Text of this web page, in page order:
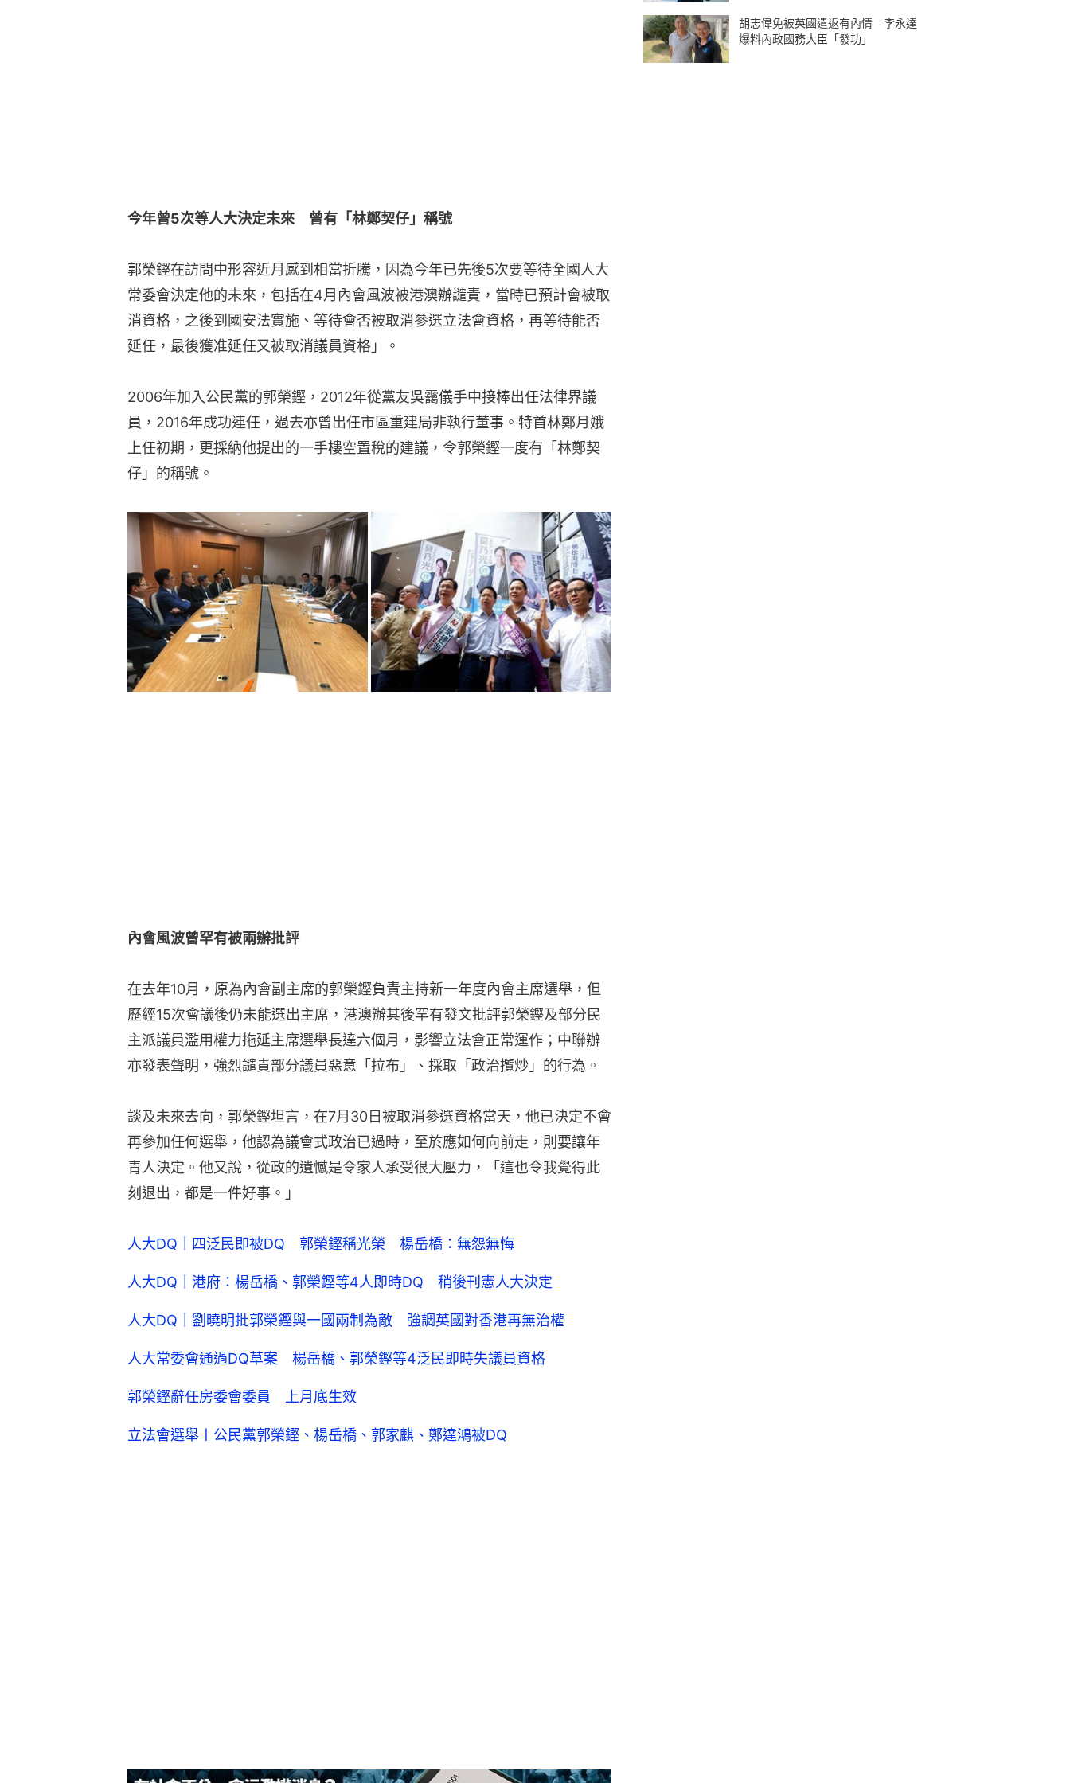
今年曾5次等人大決定未來　曾有「林鄭契仔」稱號
郭榮鏗在訪問中形容近月感到相當折騰，因為今年已先後5次要等待全國人大
常委會決定他的未來，包括在4月內會風波被港澳辦譴責，當時已預計會被取
消資格，之後到國安法實施、等待會否被取消參選立法會資格，再等待能否
延任，最後獲准延任又被取消議員資格」。
2006年加入公民黨的郭榮鏗，2012年從黨友吳靄儀手中接棒出任法律界議
員，2016年成功連任，過去亦曾出任市區重建局非執行董事。特首林鄭月娥
上任初期，更採納他提出的一手樓空置稅的建議，令郭榮鏗一度有「林鄭契
仔」的稱號。
內會風波曾罕有被兩辦批評
在去年10月，原為內會副主席的郭榮鏗負責主持新一年度內會主席選舉，但
歷經15次會議後仍未能選出主席，港澳辦其後罕有發文批評郭榮鏗及部分民
主派議員濫用權力拖延主席選舉長達六個月，影響立法會正常運作；中聯辦
亦發表聲明，強烈譴責部分議員惡意「拉布」、採取「政治攬炒」的行為。
談及未來去向，郭榮鏗坦言，在7月30日被取消參選資格當天，他已決定不會
再參加任何選舉，他認為議會式政治已過時，至於應如何向前走，則要讓年
青人決定。他又說，從政的遺憾是令家人承受很大壓力，「這也令我覺得此
刻退出，都是一件好事。」
人大DQ｜四泛民即被DQ 郭榮鏗稱光榮 楊岳橋：無怨無悔
人大DQ｜港府：楊岳橋、郭榮鏗等4人即時DQ 稍後刊憲人大決定
人大DQ｜劉曉明批郭榮鏗與一國兩制為敵 強調英國對香港再無治權
人大常委會通過DQ草案 楊岳橋、郭榮鏗等4泛民即時失議員資格
郭榮鏗辭任房委會委員 上月底生效
立法會選舉〡公民黨郭榮鏗、楊岳橋、郭家麒、鄭達鴻被DQ
胡志偉免被英國遣返有內情 李永達
爆料內政國務大臣「發功」